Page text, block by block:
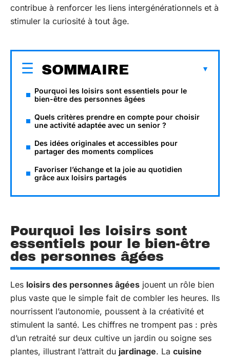
contribue à renforcer les liens intergénérationnels et à
stimuler la curiosité à tout âge.
SOMMAIRE
Pourquoi les loisirs sont essentiels pour le
bien-être des personnes âgées
Quels critères prendre en compte pour choisir
une activité adaptée avec un senior ?
Des idées originales et accessibles pour
partager des moments complices
Favoriser l’échange et la joie au quotidien
grâce aux loisirs partagés
Pourquoi les loisirs sont
essentiels pour le bien-être
des personnes âgées
Les loisirs des personnes âgées jouent un rôle bien
plus vaste que le simple fait de combler les heures. Ils
nourrissent l’autonomie, poussent à la créativité et
stimulent la santé. Les chiffres ne trompent pas : près
d’un retraité sur deux cultive un jardin ou soigne ses
plantes, illustrant l’attrait du jardinage. La cuisine